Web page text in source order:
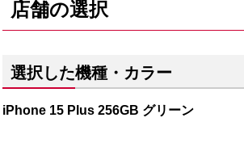
店舗の選択
選択した機種・カラー
iPhone 15 Plus 256GB グリーン